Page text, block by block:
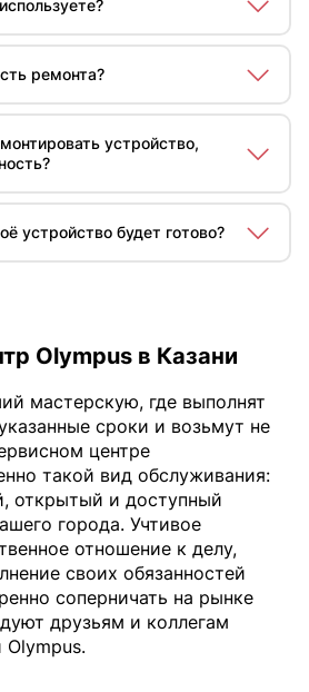
от вида поломки.
оригинальные или
комплектующие от
а также качественные
временем подрядчиков. Это
ремонта?
зависит от типа дефекта и
Для правильной оценки
диагностику. Мы дадим вам
ремонта.
устройство,
срочного ремонта. Для
рекомендуем
телефону.
устройство будет готово?
Olympus в Казани
мастерскую, где выполнят
сроки и возьмут не
центре
такой вид обслуживания:
открытый и доступный
города. Учтивое
отношение к делу,
своих обязанностей
соперничать на рынке
друзьям и коллегам
Olympus.